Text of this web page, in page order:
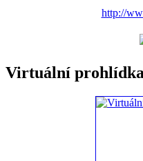
http://
Virtuální prohlídka